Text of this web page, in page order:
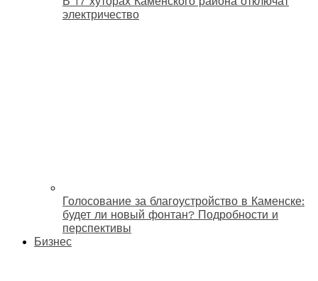
электричество
Голосование за благоустройство в Каменске:
будет ли новый фонтан? Подробности и
перспективы
Бизнес